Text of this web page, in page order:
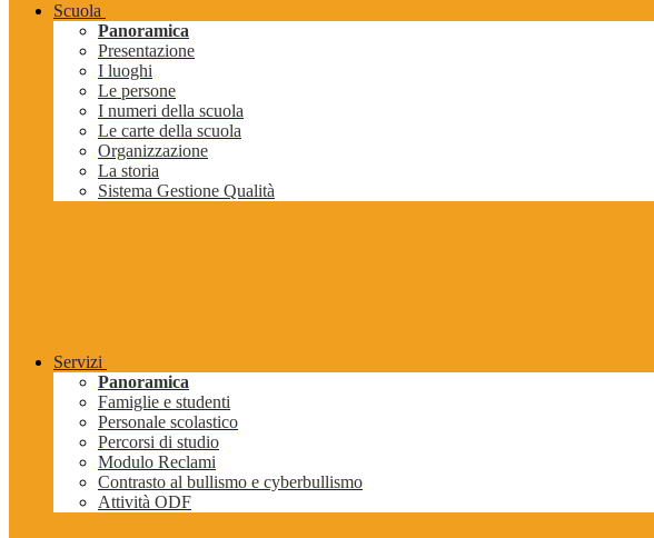
Scuola
Panoramica
Presentazione
I luoghi
Le persone
I numeri della scuola
Le carte della scuola
Organizzazione
La storia
Sistema Gestione Qualità
Servizi
Panoramica
Famiglie e studenti
Personale scolastico
Percorsi di studio
Modulo Reclami
Contrasto al bullismo e cyberbullismo
Attività ODF